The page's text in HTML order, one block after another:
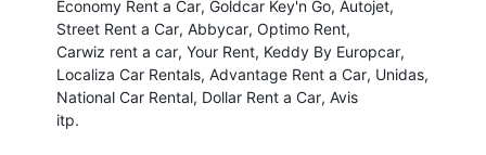
Economy Rent a Car Goldcar Key'n Go Autojet
Street Rent a Car Abbycar Optimo Rent
Carwiz rent a car Your Rent Keddy By Europcar
Localiza Car Rentals Advantage Rent a Car Unidas
National Car Rental Dollar Rent a Car Avis
itp.